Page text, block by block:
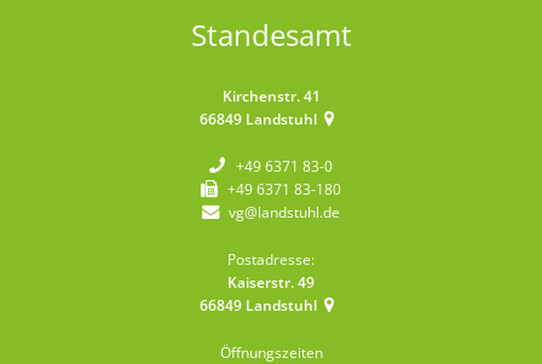
Standesamt
Kirchenstr. 41
66849 Landstuhl
+49 6371 83-0
+49 6371 83-180
vg@landstuhl.de
Postadresse:
Kaiserstr. 49
66849 Landstuhl
Öffnungszeiten